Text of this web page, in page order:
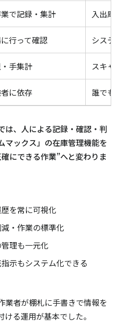
で記録・集計 入出庫
行って確認 システ
手集計 スキャ
に依存 誰でも
は、人による記録・確認・判
マックス」の在庫管理機能を
にできる作業”へと変わりま
を常に可視化
・作業の標準化
理も一元化
示もシステム化できる
業者が棚札に手書きで情報を
る運用が基本でした。